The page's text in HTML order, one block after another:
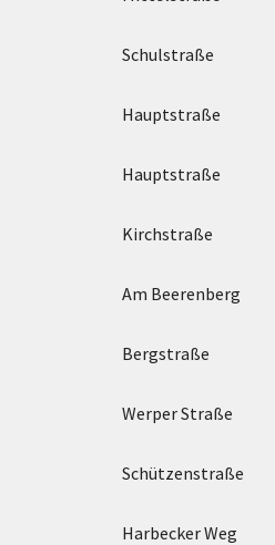
Schulstraße
Hauptstraße
Hauptstraße
Kirchstraße
Am Beerenberg
Bergstraße
Werper Straße
Schützenstraße
Harbecker Weg